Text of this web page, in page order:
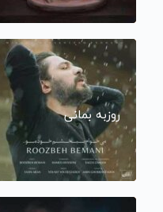
روزبه بمانی